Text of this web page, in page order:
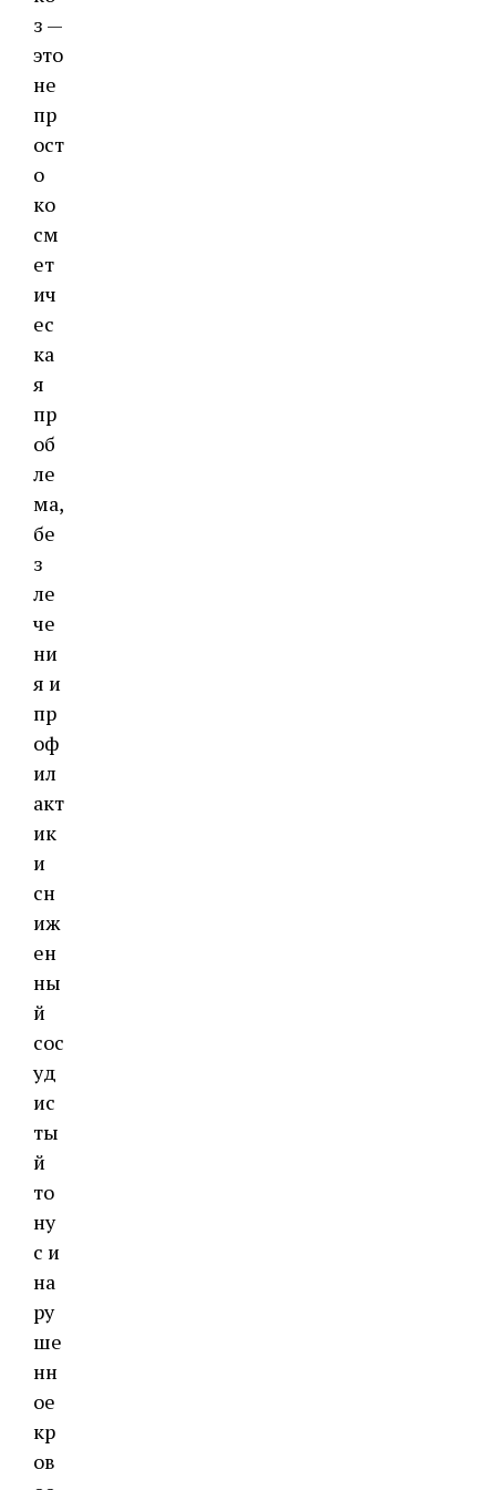
з —
это
не
пр
ост
о
ко
см
ет
ич
ес
ка
я
пр
об
ле
ма,
бе
з
ле
че
ни
я и
пр
оф
ил
акт
ик
и
сн
иж
ен
ны
й
сос
уд
ис
ты
й
то
ну
с и
на
ру
ше
нн
ое
кр
ов